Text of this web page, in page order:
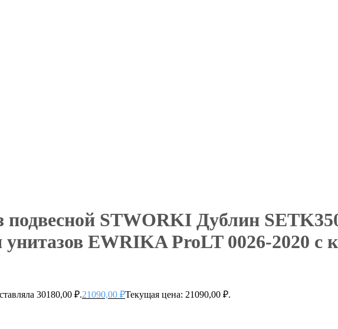
подвесной STWORKI Дублин
EWRIKA ProLT 0026-2020 с
30180,00 ₽.21090,00 ₽Текущая цена: 21090,00 ₽.